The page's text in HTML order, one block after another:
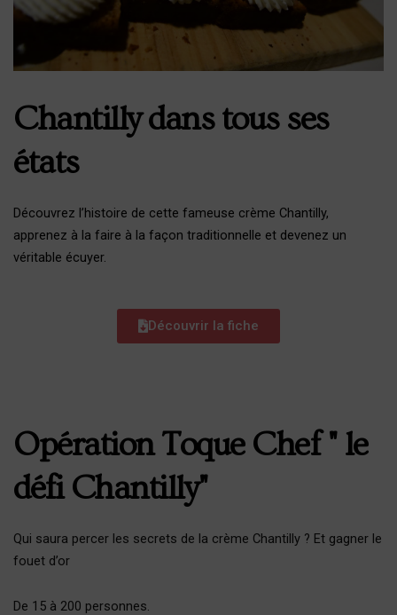
Chantilly dans tous ses
états
Découvrez l’histoire de cette fameuse crème Chantilly,
apprenez à la faire à la façon traditionnelle et devenez un
véritable écuyer.
Découvrir la fiche
Opération Toque Chef " le
défi Chantilly"
Qui saura percer les secrets de la crème Chantilly ? Et gagner le
fouet d’or
De 15 à 200 personnes.